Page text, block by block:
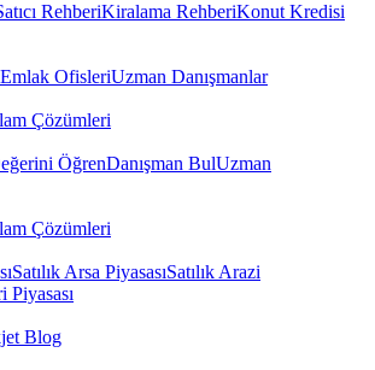
RehberiKiralama RehberiKonut Kredisi
Emlak OfisleriUzman Danışmanlar
Çözümleri
ÖğrenDanışman BulUzman
Çözümleri
Satılık Arsa PiyasasıSatılık Arazi
Piyasası
Blog